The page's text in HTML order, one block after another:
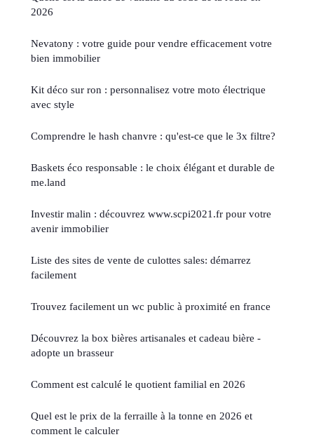
2026
Nevatony : votre guide pour vendre efficacement votre
bien immobilier
Kit déco sur ron : personnalisez votre moto électrique
avec style
Comprendre le hash chanvre : qu'est-ce que le 3x filtre?
Baskets éco responsable : le choix élégant et durable de
me.land
Investir malin : découvrez www.scpi2021.fr pour votre
avenir immobilier
Liste des sites de vente de culottes sales: démarrez
facilement
Trouvez facilement un wc public à proximité en france
Découvrez la box bières artisanales et cadeau bière -
adopte un brasseur
Comment est calculé le quotient familial en 2026
Quel est le prix de la ferraille à la tonne en 2026 et
comment le calculer